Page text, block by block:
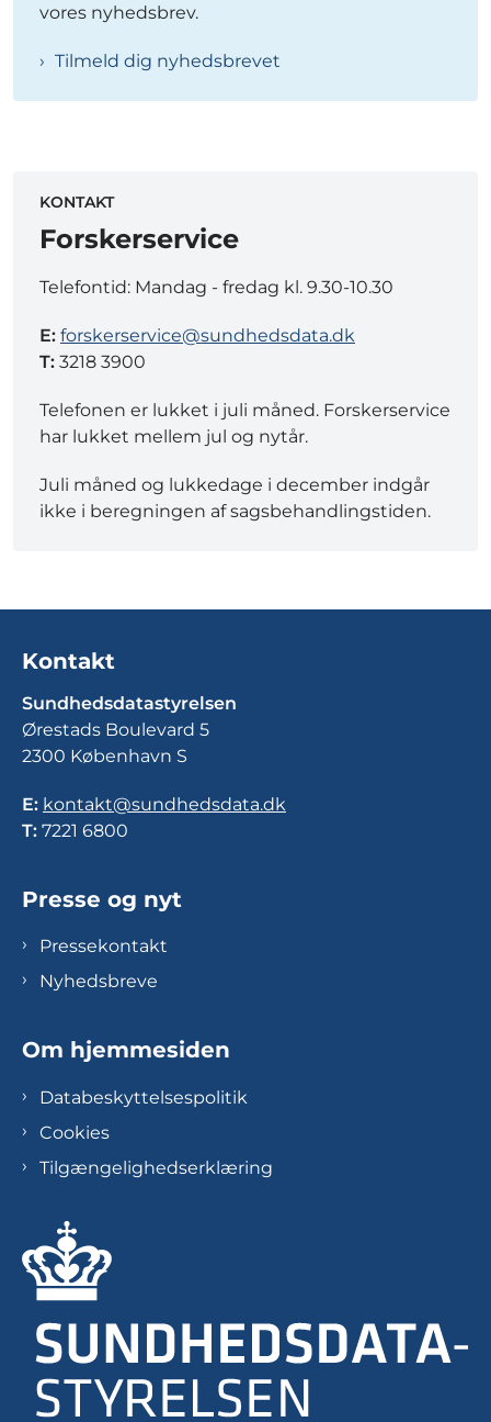
vores nyhedsbrev.
Tilmeld dig nyhedsbrevet
KONTAKT
Forskerservice
Telefontid: Mandag - fredag kl. 9.30-10.30
E: forskerservice@sundhedsdata.dk
T: 3218 3900
Telefonen er lukket i juli måned. Forskerservice
har lukket mellem jul og nytår.
Juli måned og lukkedage i december indgår
ikke i beregningen af sagsbehandlingstiden.
Kontakt
Sundhedsdatastyrelsen
Ørestads Boulevard 5
2300 København S
E: kontakt@sundhedsdata.dk
T: 7221 6800
Presse og nyt
Pressekontakt
Nyhedsbreve
Om hjemmesiden
Databeskyttelsespolitik
Cookies
Tilgængelighedserklæring